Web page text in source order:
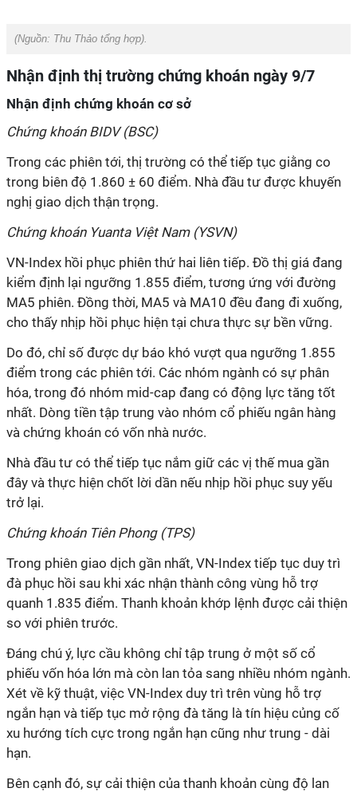
(Nguồn: Thu Thảo tổng hợp).
Nhận định thị trường chứng khoán ngày 9/7
Nhận định chứng khoán cơ sở
Chứng khoán BIDV (BSC)
Trong các phiên tới, thị trường có thể tiếp tục giằng co
trong biên độ 1.860 ± 60 điểm. Nhà đầu tư được khuyến
nghị giao dịch thận trọng.
Chứng khoán Yuanta Việt Nam (YSVN)
VN-Index hồi phục phiên thứ hai liên tiếp. Đồ thị giá đang
kiểm định lại ngưỡng 1.855 điểm, tương ứng với đường
MA5 phiên. Đồng thời, MA5 và MA10 đều đang đi xuống,
cho thấy nhịp hồi phục hiện tại chưa thực sự bền vững.
Do đó, chỉ số được dự báo khó vượt qua ngưỡng 1.855
điểm trong các phiên tới. Các nhóm ngành có sự phân
hóa, trong đó nhóm mid-cap đang có động lực tăng tốt
nhất. Dòng tiền tập trung vào nhóm cổ phiếu ngân hàng
và chứng khoán có vốn nhà nước.
Nhà đầu tư có thể tiếp tục nắm giữ các vị thế mua gần
đây và thực hiện chốt lời dần nếu nhịp hồi phục suy yếu
trở lại.
Chứng khoán Tiên Phong (TPS)
Trong phiên giao dịch gần nhất, VN-Index tiếp tục duy trì
đà phục hồi sau khi xác nhận thành công vùng hỗ trợ
quanh 1.835 điểm. Thanh khoản khớp lệnh được cải thiện
so với phiên trước.
Đáng chú ý, lực cầu không chỉ tập trung ở một số cổ
phiếu vốn hóa lớn mà còn lan tỏa sang nhiều nhóm ngành.
Xét về kỹ thuật, việc VN-Index duy trì trên vùng hỗ trợ
ngắn hạn và tiếp tục mở rộng đà tăng là tín hiệu củng cố
xu hướng tích cực trong ngắn hạn cũng như trung - dài
hạn.
Bên cạnh đó, sự cải thiện của thanh khoản cùng độ lan